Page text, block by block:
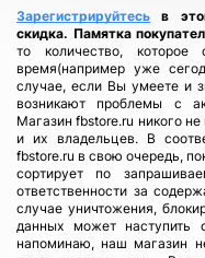
Зарегистрируйтесь
в
скидка. Памятка
то количество,
время(например уже
случае, если Вы умеете и
возникают проблемы с
Магазин fbstore.ru никого
и их владельцев. В
fbstore.ru в свою очередь,
сортирует по
ответственности за
случае уничтожения,
данных может наступить
напоминаю, наш магазин